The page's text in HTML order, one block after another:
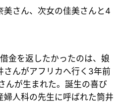
美さん、次女の佳美さんと4
金を返したかったのは、娘
さんがアフリカへ行く3年前
んが生まれた。誕生の喜び
婦人科の先生に呼ばれた筒井